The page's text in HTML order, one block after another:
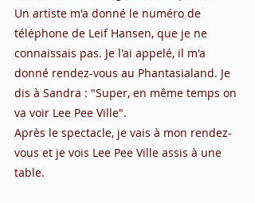
Un artiste m'a donné le numéro de
téléphone de Leif Hansen, que je ne
connaissais pas. Je l'ai appelé, il m'a
donné rendez-vous au Phantasialand. Je
dis à Sandra : "Super, en même temps on
va voir Lee Pee Ville".
Après le spectacle, je vais à mon rendez-
vous et je vois Lee Pee Ville assis à une
table.